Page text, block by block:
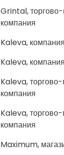
Grintal,
компания
Kaleva, компания
Kaleva, компания
Kaleva,
компания
Kaleva,
компания
Maximum,